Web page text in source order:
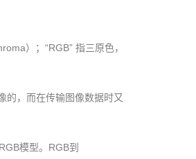
）；“RGB” 指三原色，
的，而在传输图像数据时又
模型。RGB到